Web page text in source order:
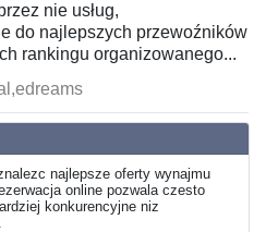
najlepsze oferty wynajmu
online pozwala czesto
konkurencyjne niz
nie usług,
do najlepszych przewoźników
rankingu organizowanego...